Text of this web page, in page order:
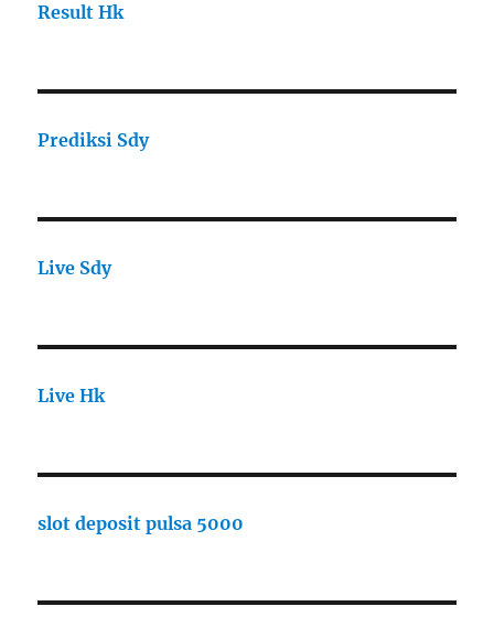
Result Hk
Prediksi Sdy
Live Sdy
Live Hk
slot deposit pulsa 5000